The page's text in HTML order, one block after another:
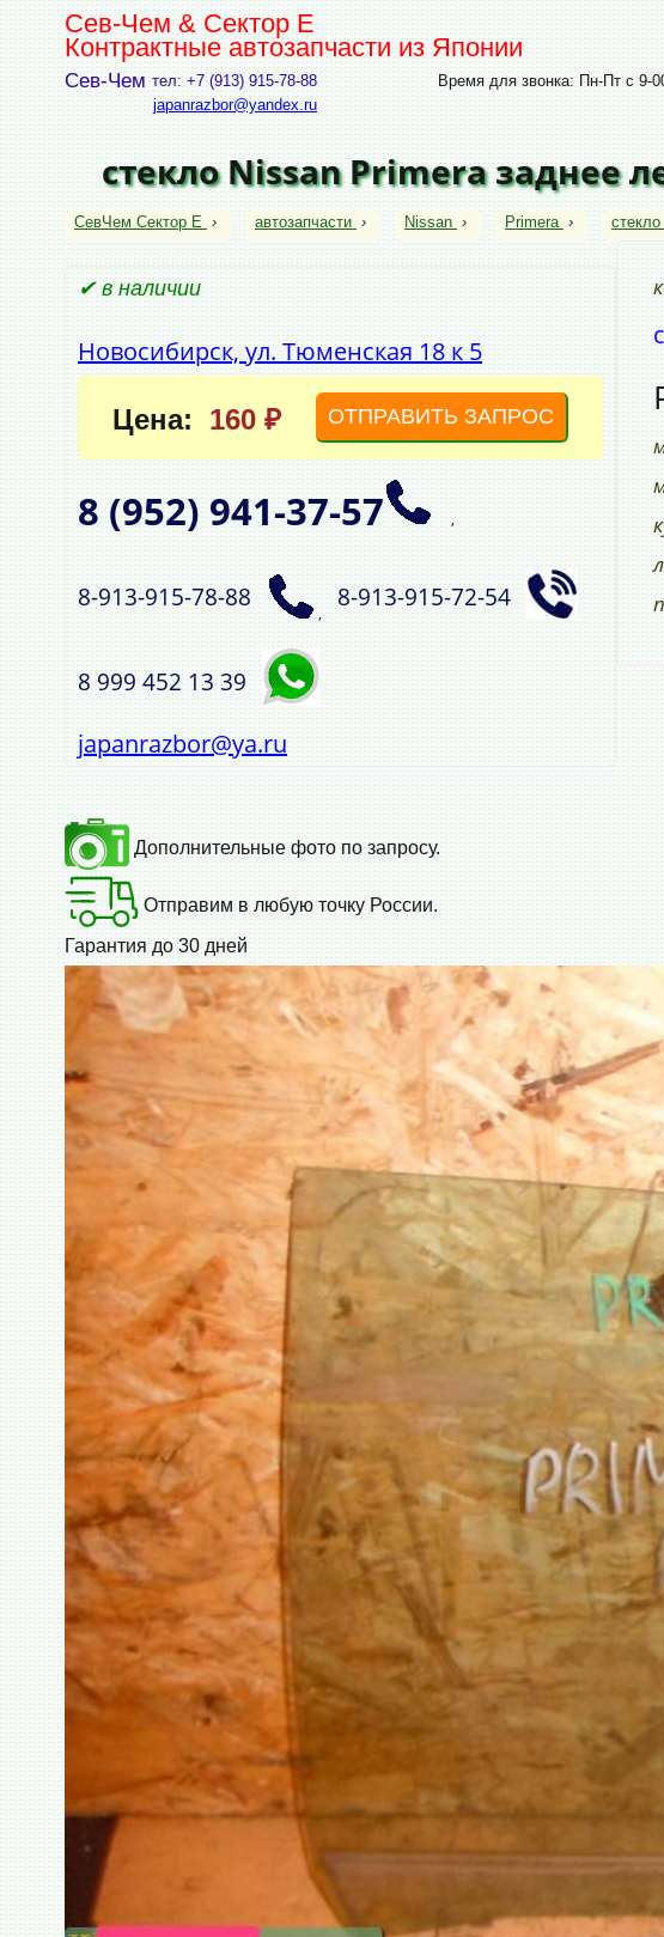
Сев-Чем & Сектор Е
Контрактные автозапчасти из Японии
Сев-Чем тел: +7 (913) 915-78-88
japanrazbor@yandex.ru
Время для звонка: Пн-Пт с 9-
стекло Nissan Primera заднее
СевЧем Сектор Е › автозапчасти › Nissan › Primera › стекло
✔ в наличии
Новосибирск, ул. Тюменская 18 к 5
Цена: 160 ₽ ОТПРАВИТЬ ЗАПРОС
8 (952)941‑37‑57 ,
8‑913‑915‑78‑88
,
8‑913‑915‑72‑54
8 999 452 13 39
japanrazbor@ya.ru
Дополнительные фото по запросу.
Отправим в любую точку России.
Гарантия до 30 дней